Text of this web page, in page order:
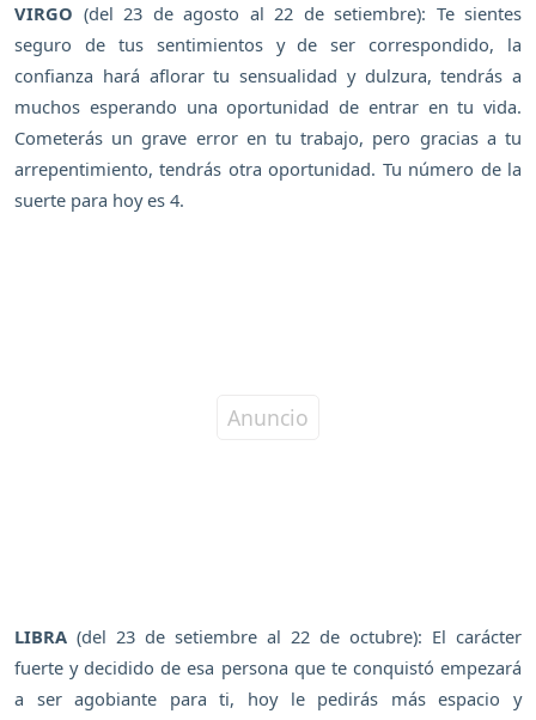
VIRGO (del 23 de agosto al 22 de setiembre): Te sientes
seguro de tus sentimientos y de ser correspondido, la
confianza hará aflorar tu sensualidad y dulzura, tendrás a
muchos esperando una oportunidad de entrar en tu vida.
Cometerás un grave error en tu trabajo, pero gracias a tu
arrepentimiento, tendrás otra oportunidad. Tu número de la
suerte para hoy es 4.
LIBRA (del 23 de setiembre al 22 de octubre): El carácter
fuerte y decidido de esa persona que te conquistó empezará
a ser agobiante para ti, hoy le pedirás más espacio y